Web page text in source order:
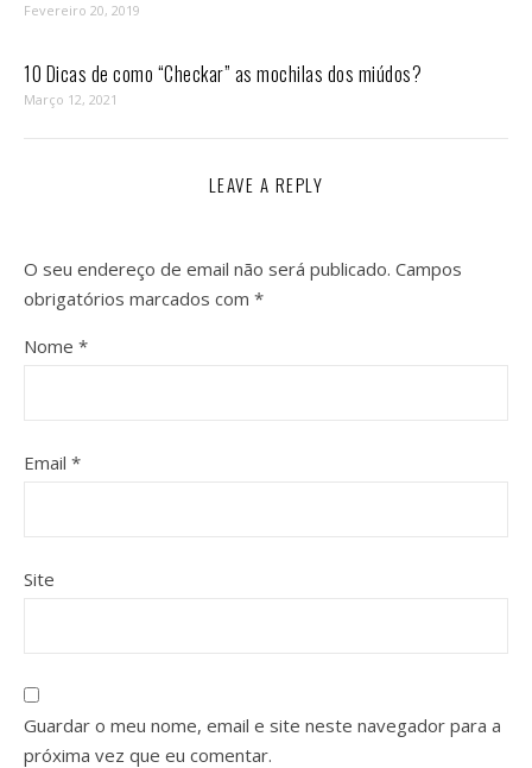
Fevereiro 20, 2019
10 Dicas de como “Checkar” as mochilas dos miúdos?
Março 12, 2021
LEAVE A REPLY
O seu endereço de email não será publicado. Campos
obrigatórios marcados com *
Nome *
Email *
Site
Guardar o meu nome, email e site neste navegador para a
próxima vez que eu comentar.